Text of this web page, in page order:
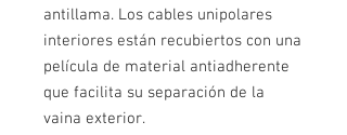
antillama. Los cables unipolares
interiores están recubiertos con una
película de material antiadherente
que facilita su separación de la
vaina exterior.